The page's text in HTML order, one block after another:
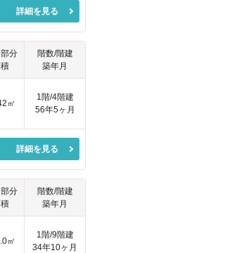
詳細を見る
分
階数/階建
築年月
㎡
1階/4階建
56年5ヶ月
詳細を見る
分
階数/階建
築年月
㎡
1階/9階建
34年10ヶ月